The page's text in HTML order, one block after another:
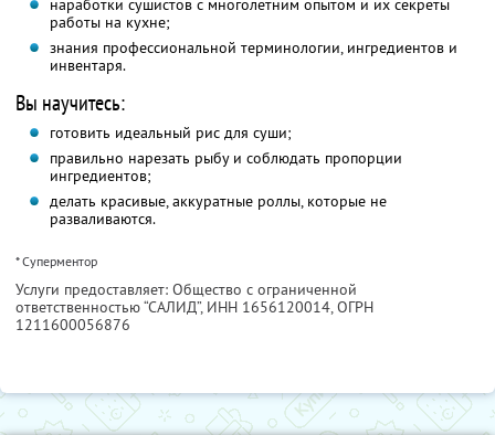
наработки сушистов с многолетним опытом и их секреты
работы на кухне;
знания профессиональной терминологии, ингредиентов и
инвентаря.
Вы научитесь:
готовить идеальный рис для суши;
правильно нарезать рыбу и соблюдать пропорции
ингредиентов;
делать красивые, аккуратные роллы, которые не
разваливаются.
* Суперментор
Услуги предоставляет: Общество с ограниченной
ответственностью “САЛИД”, ИНН 1656120014, ОГРН
1211600056876